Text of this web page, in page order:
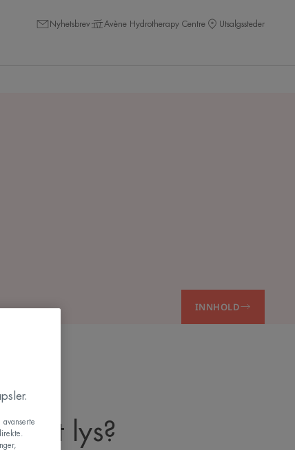
Nyhetsbrev Avène Hydrotherapy Centre Utsalgssteder
INNHOLD
blått lys?